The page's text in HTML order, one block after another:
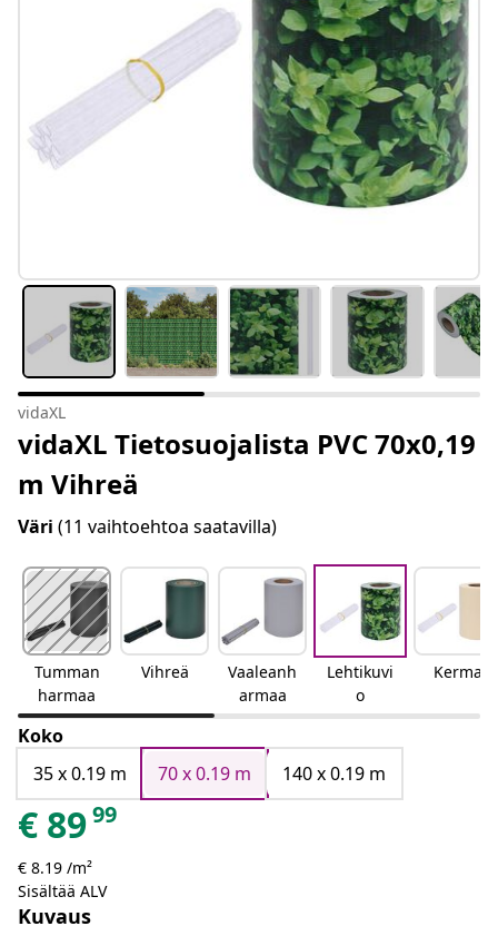
vidaXL
vidaXL Tietosuojalista PVC 70x0,19
m Vihreä
Väri (11 vaihtoehtoa saatavilla)
Tumman
harmaa
Vihreä
Vaaleanh
armaa
Lehtikuvi
o
Kerma
Koko
35 x 0.19 m
70 x 0.19 m 140 x 0.19 m
€ 8999
€ 8.19 /m²
Sisältää ALV
Kuvaus